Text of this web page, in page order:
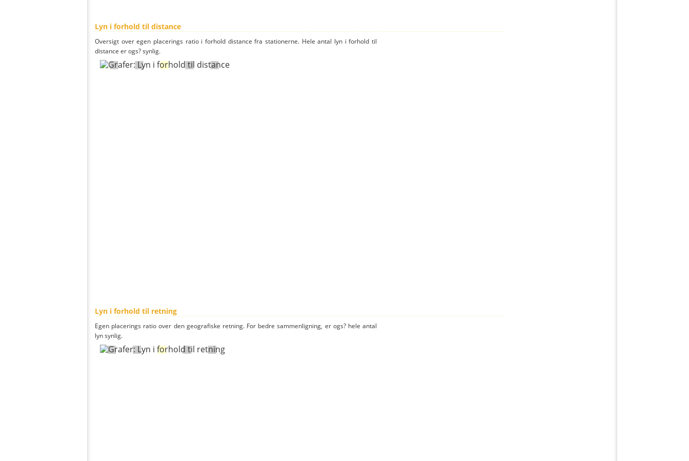
Lyn i forhold til distance
Oversigt over egen placerings ratio i forhold distance fra stationerne. Hele antal lyn i forhold til
distance er ogs? synlig.
Lyn i forhold til retning
Egen placerings ratio over den geografiske retning. For bedre sammenligning, er ogs? hele antal
lyn synlig.